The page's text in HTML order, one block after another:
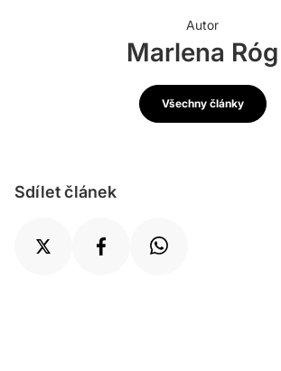
Autor
Marlena Róg
Všechny články
Sdílet článek